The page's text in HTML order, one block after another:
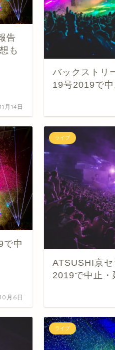
告
も
月14日
バックストリ
19号2019で
で中
月6日
ライブ
ATSUSHI京
2019で中止
ライブ